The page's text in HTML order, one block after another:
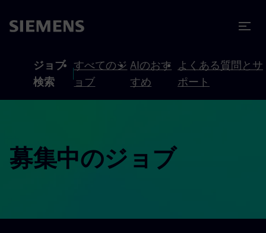
ジョブ
検索
すべてのジ
ョブ
AIのおす
すめ
よくある質問とサ
ポート
募集中のジョブ